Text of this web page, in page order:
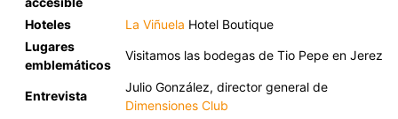
Hoteles La Viñuela Hotel Boutique
Lugares
emblemáticos
Visitamos las bodegas de Tio Pepe en Jerez
Entrevista
Julio González, director general de
Dimensiones Club